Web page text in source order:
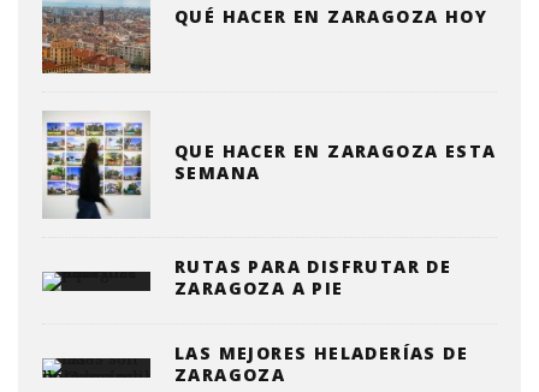
QUÉ HACER EN ZARAGOZA HOY
QUE HACER EN ZARAGOZA ESTA
SEMANA
RUTAS PARA DISFRUTAR DE
ZARAGOZA A PIE
LAS MEJORES HELADERÍAS DE
ZARAGOZA